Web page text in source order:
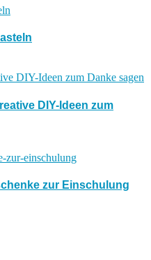
DIY-Ideen zum
zur Einschulung